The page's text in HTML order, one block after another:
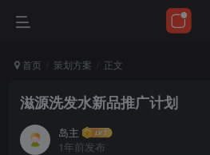
首页 策划方案 正文
滋源洗发水新品推广计划
岛主
1年前发布